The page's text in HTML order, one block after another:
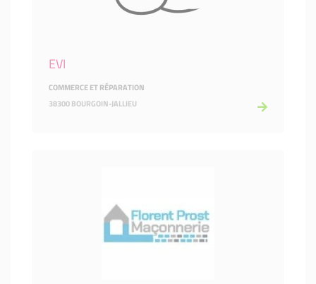
EVI
COMMERCE ET RÉPARATION
38300 BOURGOIN-JALLIEU